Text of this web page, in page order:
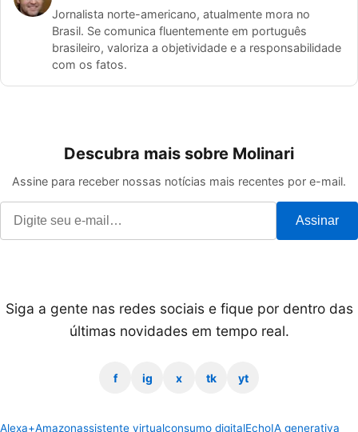
Jornalista norte-americano, atualmente mora no
Brasil. Se comunica fluentemente em português
brasileiro, valoriza a objetividade e a responsabilidade
com os fatos.
Descubra mais sobre Molinari
Assine para receber nossas notícias mais recentes por e-mail.
Assinar
Siga a gente nas redes sociais e fique por dentro das
últimas novidades em tempo real.
f ig x tk yt
Alexa+Amazonassistente virtualconsumo digitalEchoIA generativa